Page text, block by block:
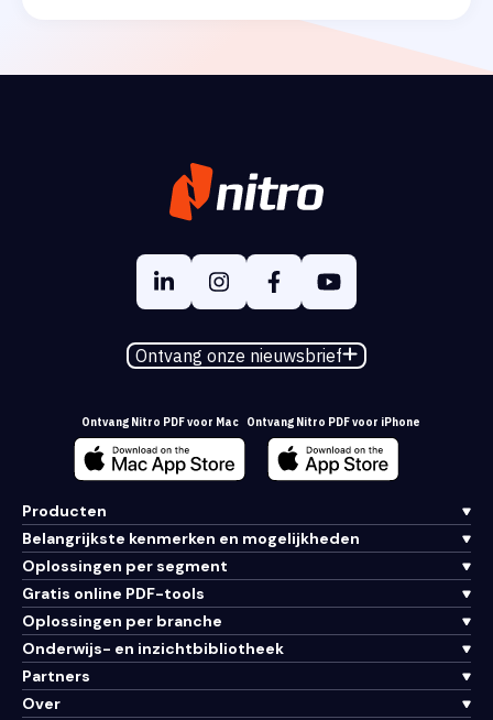
Ontvang onze nieuwsbrief
Ontvang Nitro PDF voor Mac Ontvang Nitro PDF voor iPhone
Producten
Belangrijkste kenmerken en mogelijkheden
Oplossingen per segment
Gratis online PDF-tools
Oplossingen per branche
Onderwijs- en inzichtbibliotheek
Partners
Over